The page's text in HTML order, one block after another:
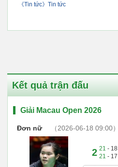
《Tin tức》Tin tức
Kết quả trận đấu
Giải Macau Open 2026
Đơn nữ （2026-06-18 09:00）
2 21 - 18
21 - 17